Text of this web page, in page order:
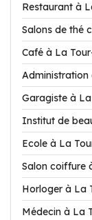
Restaurant à
Salons de thé
Café à La
Administration
Garagiste à
Institut de
Ecole à La
Salon coiffure
Horloger à La
Médecin à La